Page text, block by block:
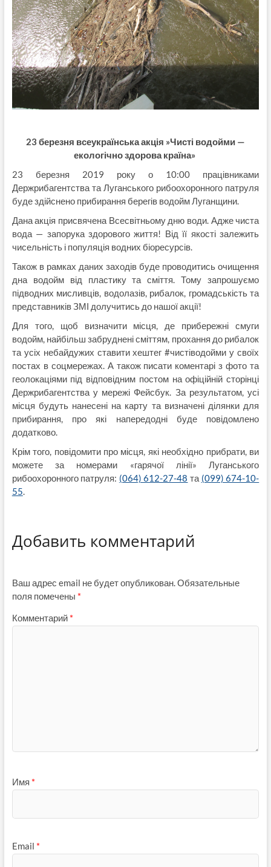
23 березня всеукраїнська акція »Чисті водойми —
екологічно здорова країна»
23 березня 2019 року о 10:00 працівниками
Держрибагентства та Луганського рибоохоронного патруля
буде здійснено прибирання берегів водойм Луганщини.
Дана акція присвячена Всесвітньому дню води. Адже чиста
вода — запорука здорового життя! Від її якості залежить
чисельність і популяція водних біоресурсів.
Також в рамках даних заходів буде проводитись очищення
дна водойм від пластику та сміття. Тому запрошуємо
підводних мисливців, водолазів, рибалок, громадськість та
представників ЗМІ долучитись до нашої акції!
Для того, щоб визначити місця, де прибережні смуги
водойм, найбільш забруднені сміттям, прохання до рибалок
та усіх небайдужих ставити хештег #чистіводойми у своїх
постах в соцмережах. А також писати коментарі з фото та
геолокаціями під відповідним постом на офіційній сторінці
Держрибагентства у мережі Фейсбук. За результатом, усі
місця будуть нанесені на карту та визначені ділянки для
прибирання, про які напередодні буде повідомлено
додатково.
Крім того, повідомити про місця, які необхідно прибрати, ви
можете за номерами «гарячої лінії» Луганського
рибоохоронного патруля: (064) 612-27-48 та (099) 674-10-
55.
Добавить комментарий
Ваш адрес email не будет опубликован.Обязательные
поля помечены *
Комментарий *
Имя *
Email *